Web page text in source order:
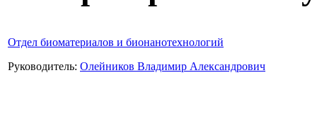
Отдел биоматериалов и бионанотехнологий
Руководитель: Олейников Владимир Александрович